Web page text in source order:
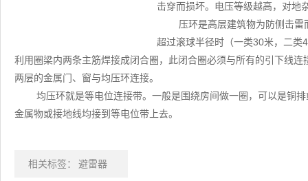
击穿而损坏。电压等级越高，对地
压环是高层建筑物为防侧击
超过滚球半径时（一类30米，二类
利用圈梁内两条主筋焊接成闭合圈，此闭合圈必须与所有的引下线
两层的金属门、窗与均压环连接。
均压环就是等电位连接带。一般是围绕房间做一圈，可以是铜
金属物或接地线均接到等电位带上去。
相关标签： 避雷器